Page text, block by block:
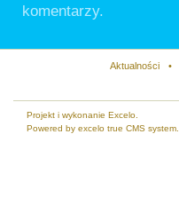
komentarzy.
Aktualności •
Projekt i wykonanie Excelo.
Powered by excelo true CMS system.